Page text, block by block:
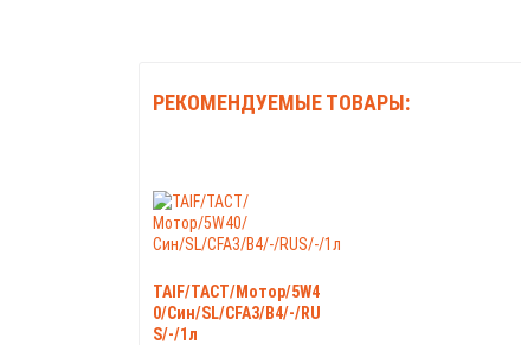
РЕКОМЕНДУЕМЫЕ ТОВАРЫ:
TAIF/TACT/Мотор/5W4
0/Син/SL/CFA3/B4/-/RU
S/-/1л